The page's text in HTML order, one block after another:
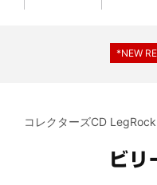
*NEW
*NEW
*NEW
コレクターズCD
ビ